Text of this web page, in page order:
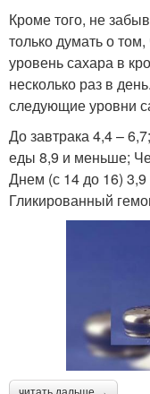
Кроме того, не
только думать о
уровень сахара в
несколько раз в
следующие уровни
До завтрака 4,4 –
еды 8,9 и меньше;
Днем (с 14 до 16) 3,9
Гликированный